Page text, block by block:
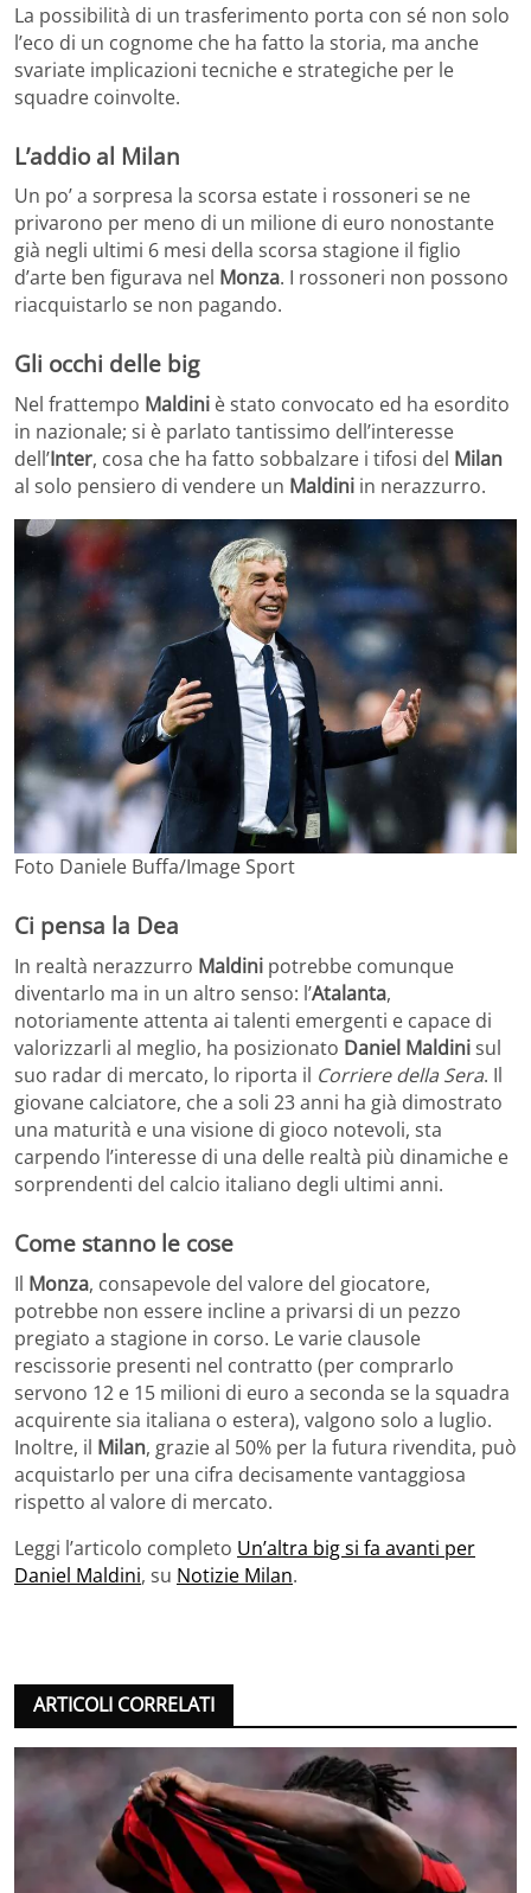
La possibilità di un trasferimento porta con sé non solo
l’eco di un cognome che ha fatto la storia, ma anche
svariate implicazioni tecniche e strategiche per le
squadre coinvolte.
L’addio al Milan
Un po’ a sorpresa la scorsa estate i rossoneri se ne
privarono per meno di un milione di euro nonostante
già negli ultimi 6 mesi della scorsa stagione il figlio
d’arte ben figurava nel Monza. I rossoneri non possono
riacquistarlo se non pagando.
Gli occhi delle big
Nel frattempo Maldini è stato convocato ed ha esordito
in nazionale; si è parlato tantissimo dell’interesse
dell’Inter, cosa che ha fatto sobbalzare i tifosi del Milan
al solo pensiero di vendere un Maldini in nerazzurro.
Foto Daniele Buffa/Image Sport
Ci pensa la Dea
In realtà nerazzurro Maldini potrebbe comunque
diventarlo ma in un altro senso: l’Atalanta,
notoriamente attenta ai talenti emergenti e capace di
valorizzarli al meglio, ha posizionato Daniel Maldinisul
suo radar di mercato, lo riporta il Corriere della Sera. Il
giovane calciatore, che a soli 23 anni ha già dimostrato
una maturità e una visione di gioco notevoli, sta
carpendo l’interesse di una delle realtà più dinamiche e
sorprendenti del calcio italiano degli ultimi anni.
Come stanno le cose
Il Monza, consapevole del valore del giocatore,
potrebbe non essere incline a privarsi di un pezzo
pregiato a stagione in corso. Le varie clausole
rescissorie presenti nel contratto (per comprarlo
servono 12 e 15 milioni di euro a seconda se la squadra
acquirente sia italiana o estera), valgono solo a luglio.
Inoltre, il Milan, grazie al 50% per la futura rivendita, può
acquistarlo per una cifra decisamente vantaggiosa
rispetto al valore di mercato.
Leggi l’articolo completo Un’altra big si fa avanti per
Daniel Maldini, su Notizie Milan.
ARTICOLI CORRELATI